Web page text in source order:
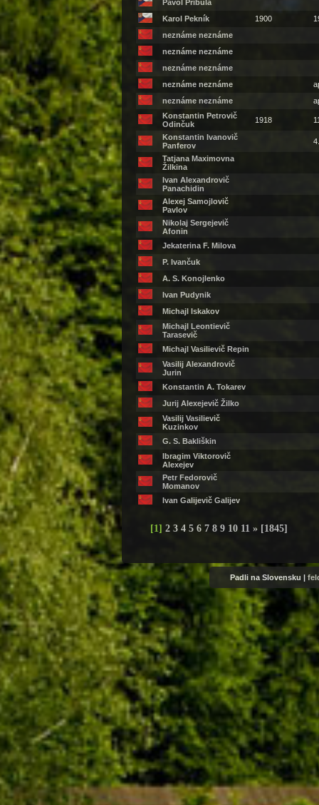
Pavol Pribula
Karol Pekník
1900
neznáme neznáme
neznáme neznáme
neznáme neznáme
neznáme neznáme
neznáme neznáme
Konstantin Petrovič
Odinčuk
1918
Konstantin Ivanovič
Panferov
Tatjana Maximovna
Žilkina
Ivan Alexandrovič
Panachidin
Alexej Samojlovič
Pavlov
Nikolaj Sergejevič
Afonin
Jekaterina F. Milova
P. Ivančuk
A. S. Konojlenko
Ivan Pudynik
Michajl Iskakov
Michajl Leontievič
Tarasevič
Michajl Vasilievič Repin
Vasilij Alexandrovič
Jurin
Konstantin A. Tokarev
Jurij Alexejevič Žilko
Vasilij Vasilievič
Kuzinkov
G. S. Bakliškin
Ibragim Viktorovič
Alexejev
Petr Fedorovič
Momanov
Ivan Galijevič Galijev
[1]23456789 10 11» [1845]
Padli na Slovensku |